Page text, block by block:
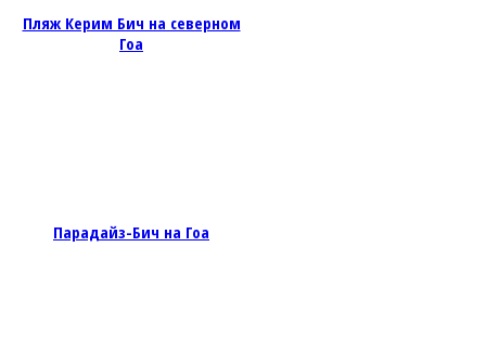
Пляж Керим Бич на северном
Гоа
Парадайз-Бич на Гоа